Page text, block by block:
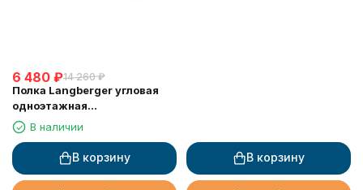
6 480 ₽14 260 ₽
Полка Langberger угловая
одноэтажная
хромированная 75260
В наличии
В корзину В корзину